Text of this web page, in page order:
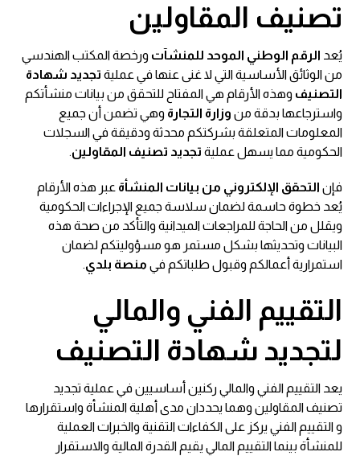
تصنيف المقاولين
يُعد الرقم الوطني الموحد للمنشآت ورخصة المكتب الهندسي
من الوثائق الأساسية التي لا غنى عنها في عملية تجديد شهادة
التصنيف وهذه الأرقام هي المفتاح للتحقق من بيانات منشأتكم
واسترجاعها بدقة من وزارة التجارة وهي تضمن أن جميع
المعلومات المتعلقة بشركتكم محدثة ودقيقة في السجلات
الحكومية مما يسهل عملية تجديد تصنيف المقاولين.
فإن التحقق الإلكتروني من بيانات المنشأة عبر هذه الأرقام
يُعد خطوة حاسمة لضمان سلاسة جميع الإجراءات الحكومية
ويقلل من الحاجة للمراجعات الميدانية والتأكد من صحة هذه
البيانات وتحديثها بشكل مستمر هو مسؤوليتكم لضمان
استمرارية أعمالكم وقبول طلباتكم في منصة بلدي.
التقييم الفني والمالي
لتجديد شهادة التصنيف
يعد التقييم الفني والمالي ركنين أساسيين في عملية تجديد
تصنيف المقاولين وهما يحددان مدى أهلية المنشأة واستقرارها
و التقييم الفني يركز على الكفاءات التقنية والخبرات العملية
للمنشأة بينما التقييم المالي يقيم القدرة المالية والاستقرار